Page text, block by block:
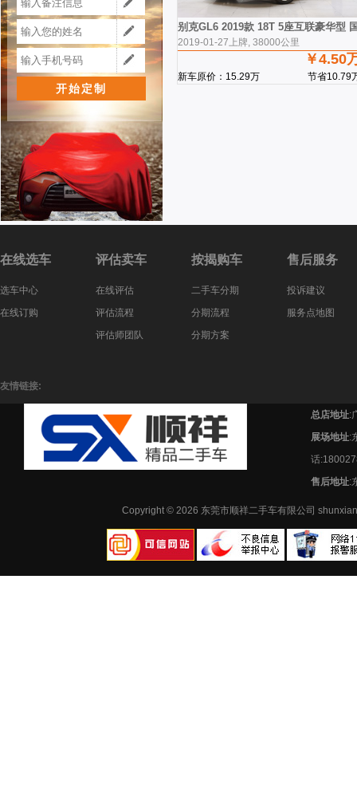
别克GL6 2019款 18T 5座互联豪华型
2019-01-27上牌, 38000公里
￥4.50
新车原价：15.29万 节省10.79
在线选车
选车中心
在线订购
评估卖车
在线评估
评估流程
评估师团队
按揭购车
二手车分期
分期流程
分期方案
售后服务
投诉建议
服务点地图
友情链接:
总店地址:
展场地址:
话
售后地址:
Copyright © 2026 东莞市顺祥二手车有限公司